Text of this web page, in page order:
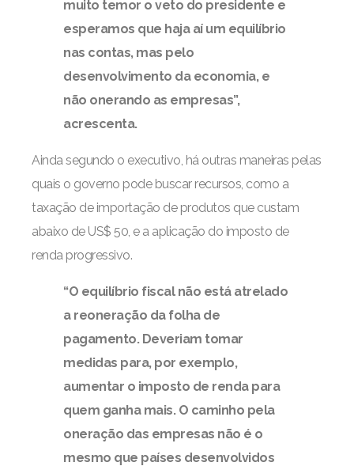
muito temor o veto do presidente e
esperamos que haja aí um equilíbrio
nas contas, mas pelo
desenvolvimento da economia, e
não onerando as empresas”,
acrescenta.
Ainda segundo o executivo, há outras maneiras pelas
quais o governo pode buscar recursos, como a
taxação de importação de produtos que custam
abaixo de US$ 50, e a aplicação do imposto de
renda progressivo.
“O equilíbrio fiscal não está atrelado
a reoneração da folha de
pagamento. Deveriam tomar
medidas para, por exemplo,
aumentar o imposto de renda para
quem ganha mais. O caminho pela
oneração das empresas não é o
mesmo que países desenvolvidos